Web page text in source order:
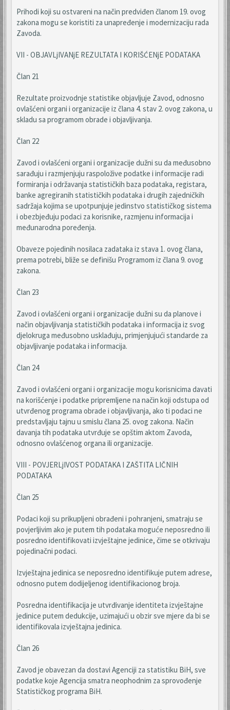
Prihodi koji su ostvareni na način predviđen članom 19. ovog
zakona mogu se koristiti za unapređenje i modernizaciju rada
Zavoda.
VII - OBJAVLjIVANjE REZULTATA I KORIŠĆENjE PODATAKA
Član 21
Rezultate proizvodnje statistike objavljuje Zavod, odnosno
ovlašćeni organi i organizacije iz člana 4. stav 2. ovog zakona, u
skladu sa programom obrade i objavljivanja.
Član 22
Zavod i ovlašćeni organi i organizacije dužni su da međusobno
sarađuju i razmjenjuju raspoložive podatke i informacije radi
formiranja i održavanja statističkih baza podataka, registara,
banke agregiranih statističkih podataka i drugih zajedničkih
sadržaja kojima se upotpunjuje jedinstvo statističkog sistema
i obezbjeđuju podaci za korisnike, razmjenu informacija i
međunarodna poređenja.
Obaveze pojedinih nosilaca zadataka iz stava 1. ovog člana,
prema potrebi, bliže se definišu Programom iz člana 9. ovog
zakona.
Član 23
Zavod i ovlašćeni organi i organizacije dužni su da planove i
način objavljivanja statističkih podataka i informacija iz svog
djelokruga međusobno usklađuju, primjenjujući standarde za
objavljivanje podataka i informacija.
Član 24
Zavod i ovlašćeni organi i organizacije mogu korisnicima davati
na korišćenje i podatke pripremljene na način koji odstupa od
utvrđenog programa obrade i objavljivanja, ako ti podaci ne
predstavljaju tajnu u smislu člana 25. ovog zakona. Način
davanja tih podataka utvrđuje se opštim aktom Zavoda,
odnosno ovlašćenog organa ili organizacije.
VIII - POVJERLjIVOST PODATAKA I ZAŠTITA LIČNIH
PODATAKA
Član 25
Podaci koji su prikupljeni obrađeni i pohranjeni, smatraju se
povjerljivim ako je putem tih podataka moguće neposredno ili
posredno identifikovati izvještajne jedinice, čime se otkrivaju
pojedinačni podaci.
Izvještajna jedinica se neposredno identifikuje putem adrese,
odnosno putem dodijeljenog identifikacionog broja.
Posredna identifikacija je utvrđivanje identiteta izvještajne
jedinice putem dedukcije, uzimajući u obzir sve mjere da bi se
identifikovala izvještajna jedinica.
Član 26
Zavod je obavezan da dostavi Agenciji za statistiku BiH, sve
podatke koje Agencija smatra neophodnim za sprovođenje
Statističkog programa BiH.